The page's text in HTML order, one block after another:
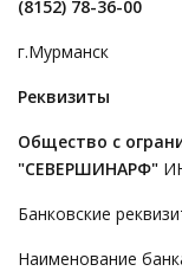
(8152) 78-36-00
г.Мурманск
Реквизиты
Общество с
"СЕВЕРШИНАРФ"
Банковские
Наименование